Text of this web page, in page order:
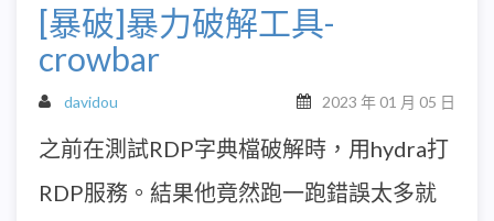
[暴破]暴力破解工具-
crowbar
davidou 2023 年 01 月 05 日
之前在測試RDP字典檔破解時，用hydra打
RDP服務。結果他竟然跑一跑錯誤太多就